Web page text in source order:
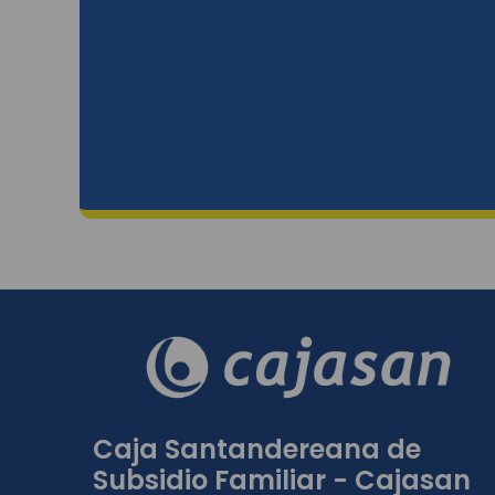
Caja Santandereana de
Subsidio Familiar - Cajasan